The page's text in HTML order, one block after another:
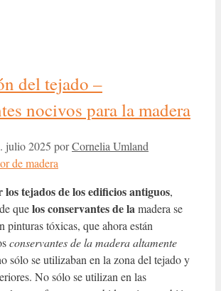
del tejado –
nocivos para la madera
julio 2025 porCornelia Umland
tejados de los edificios antiguos,
de quelos conservantes de lamadera se
pinturas tóxicas, que ahora están
conservantes de la madera altamente
sólo se utilizaban en la zona del tejado y
No sólo se utilizan en las